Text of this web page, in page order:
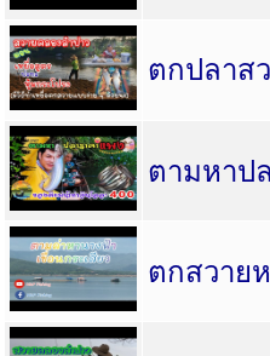
ตกปลาส
ตามหาป
ตกสวาย